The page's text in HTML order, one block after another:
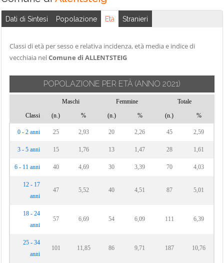
Dati di Sintesi Popolazione Età Stranieri
Classi di età per sesso e relativa incidenza, età media e indice di
vecchiaia nelComune di ALLENTSTEIG
POPOLAZIONE PER ETÀ (ANNO 2021)
Maschi Femmine
Totale
Classi
(n.) % (n.) % (n.) %
0 - 2 anni 25 2,93 20 2,26 45 2,59
3 - 5 anni 15 1,76 13 1,47 28 1,61
6 - 11 anni 40 4,69 30 3,39 70 4,03
12 - 17
anni
47 5,52 40 4,51 87 5,01
18 - 24
anni
57 6,69 54 6,09 111 6,39
25 - 34
anni
101 11,85 86 9,71 187 10,76